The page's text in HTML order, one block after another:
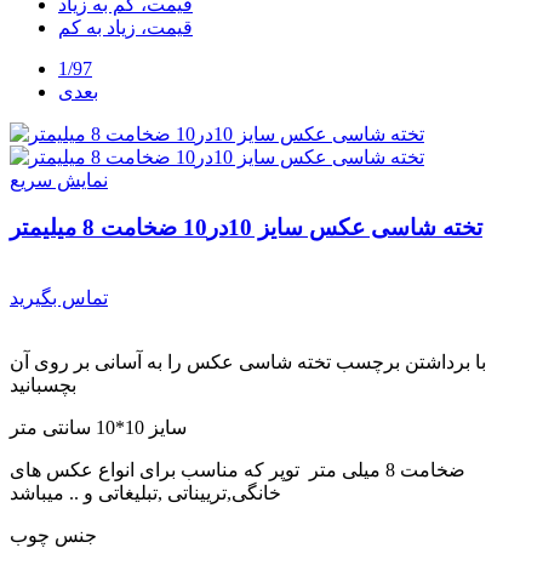
قیمت، کم به زیاد
قیمت، زیاد به کم
1/97
بعدی
نمایش سریع
تخته شاسی عکس سایز 10در10 ضخامت 8 میلیمتر
تماس بگیرید
با برداشتن برچسب تخته شاسی عکس را به آسانی بر روی آن
بچسبانید
سایز 10*10 سانتی متر
ضخامت 8 میلی متر توپر که مناسب برای انواع عکس های
خانگی,ترییناتی ,تبلیغاتی و .. میباشد
جنس چوب